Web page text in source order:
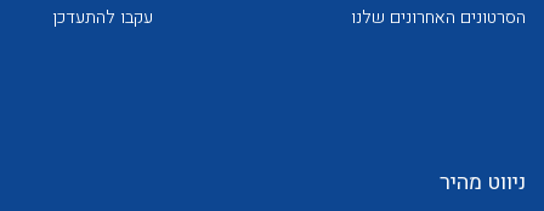
הסרטונים האחרונים שלנו עקבו להתעדכן
ניווט מהיר